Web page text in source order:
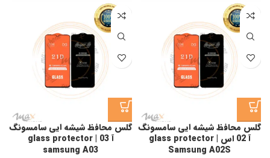
گلس محافظ شیشه ایی سامسونگ
آ 02 اس | glass protector
Samsung A02S
گلس محافظ شیشه ایی سامسونگ
آ 03 | glass protector
samsung A03